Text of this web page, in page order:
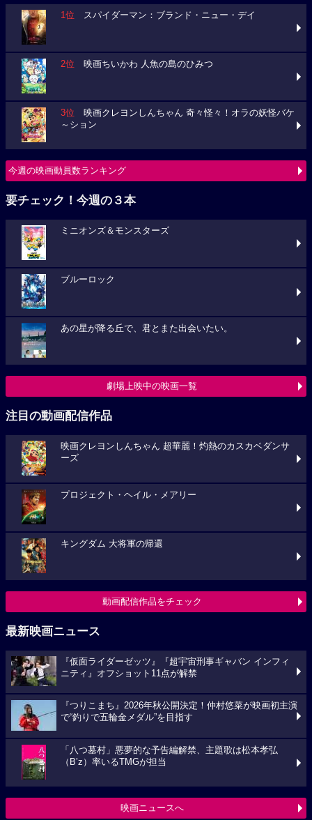
1位 スパイダーマン：ブランド・ニュー・デイ
2位 映画ちいかわ 人魚の島のひみつ
3位 映画クレヨンしんちゃん 奇々怪々！オラの妖怪バケ
～ション
今週の映画動員数ランキング
要チェック！今週の３本
ミニオンズ＆モンスターズ
ブルーロック
あの星が降る丘で、君とまた出会いたい。
劇場上映中の映画一覧
注目の動画配信作品
映画クレヨンしんちゃん 超華麗！灼熱のカスカベダンサ
ーズ
プロジェクト・ヘイル・メアリー
キングダム 大将軍の帰還
動画配信作品をチェック
最新映画ニュース
『仮面ライダーゼッツ』『超宇宙刑事ギャバン インフィ
ニティ』オフショット11点が解禁
『つりこまち』2026年秋公開決定！仲村悠菜が映画初主演
で“釣りで五輪金メダル”を目指す
「八つ墓村」悪夢的な予告編解禁、主題歌は松本孝弘
（B’z）率いるTMGが担当
映画ニュースへ